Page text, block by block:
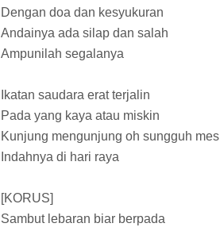
Dengan doa dan kesyukuran
Andainya ada silap dan salah
Ampunilah segalanya
Ikatan saudara erat terjalin
Pada yang kaya atau miskin
Kunjung mengunjung oh sungguh
Indahnya di hari raya
[KORUS]
Sambut lebaran biar berpada